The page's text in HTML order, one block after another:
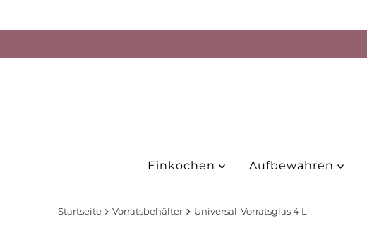
Einkochen Aufbewahren
Startseite Vorratsbehälter Universal-Vorratsglas 4 L